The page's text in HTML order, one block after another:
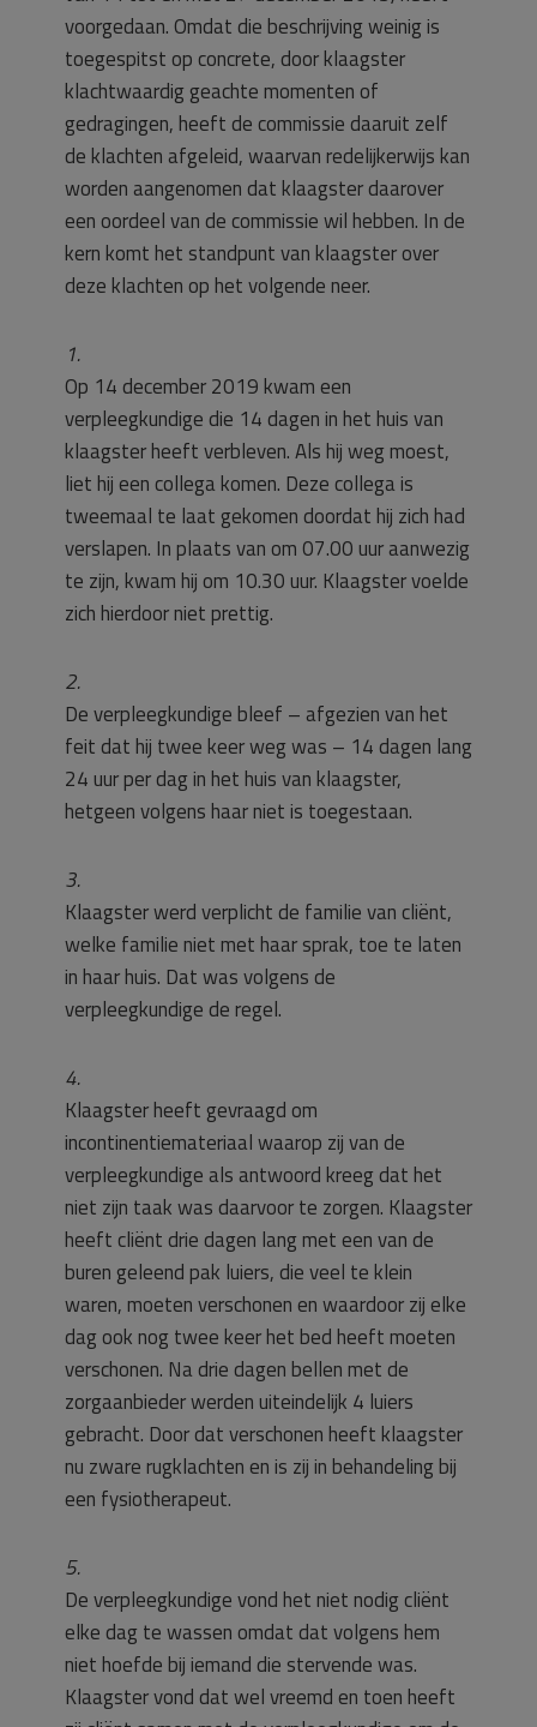
voorgedaan. Omdat die beschrijving weinig is
toegespitst op concrete, door klaagster
klachtwaardig geachte momenten of
gedragingen, heeft de commissie daaruit zelf
de klachten afgeleid, waarvan redelijkerwijs kan
worden aangenomen dat klaagster daarover
een oordeel van de commissie wil hebben. In de
kern komt het standpunt van klaagster over
deze klachten op het volgende neer.
1.
Op 14 december 2019 kwam een
verpleegkundige die 14 dagen in het huis van
klaagster heeft verbleven. Als hij weg moest,
liet hij een collega komen. Deze collega is
tweemaal te laat gekomen doordat hij zich had
verslapen. In plaats van om 07.00 uur aanwezig
te zijn, kwam hij om 10.30 uur. Klaagster voelde
zich hierdoor niet prettig.
2.
De verpleegkundige bleef – afgezien van het
feit dat hij twee keer weg was – 14 dagen lang
24 uur per dag in het huis van klaagster,
hetgeen volgens haar niet is toegestaan.
3.
Klaagster werd verplicht de familie van cliënt,
welke familie niet met haar sprak, toe te laten
in haar huis. Dat was volgens de
verpleegkundige de regel.
4.
Klaagster heeft gevraagd om
incontinentiemateriaal waarop zij van de
verpleegkundige als antwoord kreeg dat het
niet zijn taak was daarvoor te zorgen. Klaagster
heeft cliënt drie dagen lang met een van de
buren geleend pak luiers, die veel te klein
waren, moeten verschonen en waardoor zij elke
dag ook nog twee keer het bed heeft moeten
verschonen. Na drie dagen bellen met de
zorgaanbieder werden uiteindelijk 4 luiers
gebracht. Door dat verschonen heeft klaagster
nu zware rugklachten en is zij in behandeling bij
een fysiotherapeut.
5.
De verpleegkundige vond het niet nodig cliënt
elke dag te wassen omdat dat volgens hem
niet hoefde bij iemand die stervende was.
Klaagster vond dat wel vreemd en toen heeft